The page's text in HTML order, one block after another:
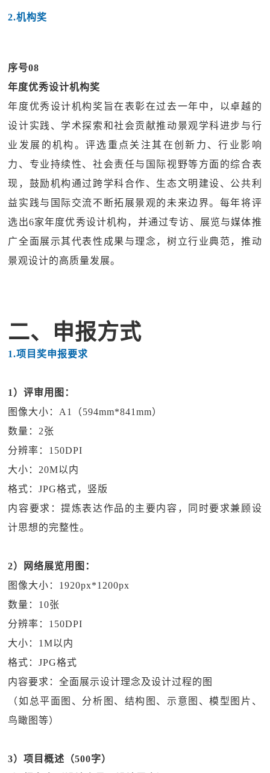
2.机构奖
序号08
年度优秀设计机构奖
年度优秀设计机构奖旨在表彰在过去一年中，以卓越的
设计实践、学术探索和社会贡献推动景观学科进步与行
业发展的机构。评选重点关注其在创新力、行业影响
力、专业持续性、社会责任与国际视野等方面的综合表
现，鼓励机构通过跨学科合作、生态文明建设、公共利
益实践与国际交流不断拓展景观的未来边界。每年将评
选出6家年度优秀设计机构，并通过专访、展览与媒体推
广全面展示其代表性成果与理念，树立行业典范，推动
景观设计的高质量发展。
二、申报方式
1.项目奖申报要求
1）评审用图：
图像大小：A1（594mm*841mm）
数量：2张
分辨率：150DPI
大小：20M以内
格式：JPG格式，竖版
内容要求：提炼表达作品的主要内容，同时要求兼顾设
计思想的完整性。
2）网络展览用图：
图像大小：1920px*1200px
数量：10张
分辨率：150DPI
大小：1M以内
格式：JPG格式
内容要求：全面展示设计理念及设计过程的图
（如总平面图、分析图、结构图、示意图、模型图片、
鸟瞰图等）
3）项目概述（500字）